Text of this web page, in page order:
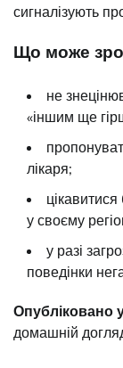
сигналізують
Що може
не
«іншим ще
лікаря;
у своєму
у разі
поведінки
Опубліковано
домашній